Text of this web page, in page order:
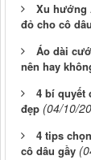
Xu hướng
đỏ cho cô dâu
Áo dài
nên hay
4 bí quyết
đẹp (04/10/
4 tips
cô dâu gầy